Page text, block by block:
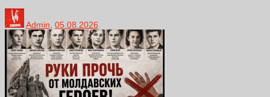
Admin, 05.08.2026